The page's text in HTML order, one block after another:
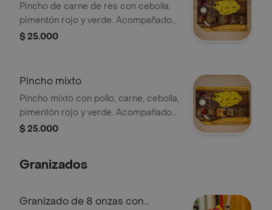
Pincho de carne de res con cebolla,
pimentón rojo y verde. Acompañado
de papas fritas y salsas.
$ 25.000
Pincho mixto
Pincho mixto con pollo, carne, cebolla,
pimentón rojo y verde. Acompañado
de papas fritas y salsas.
$ 25.000
Granizados
Granizado de 8 onzas con